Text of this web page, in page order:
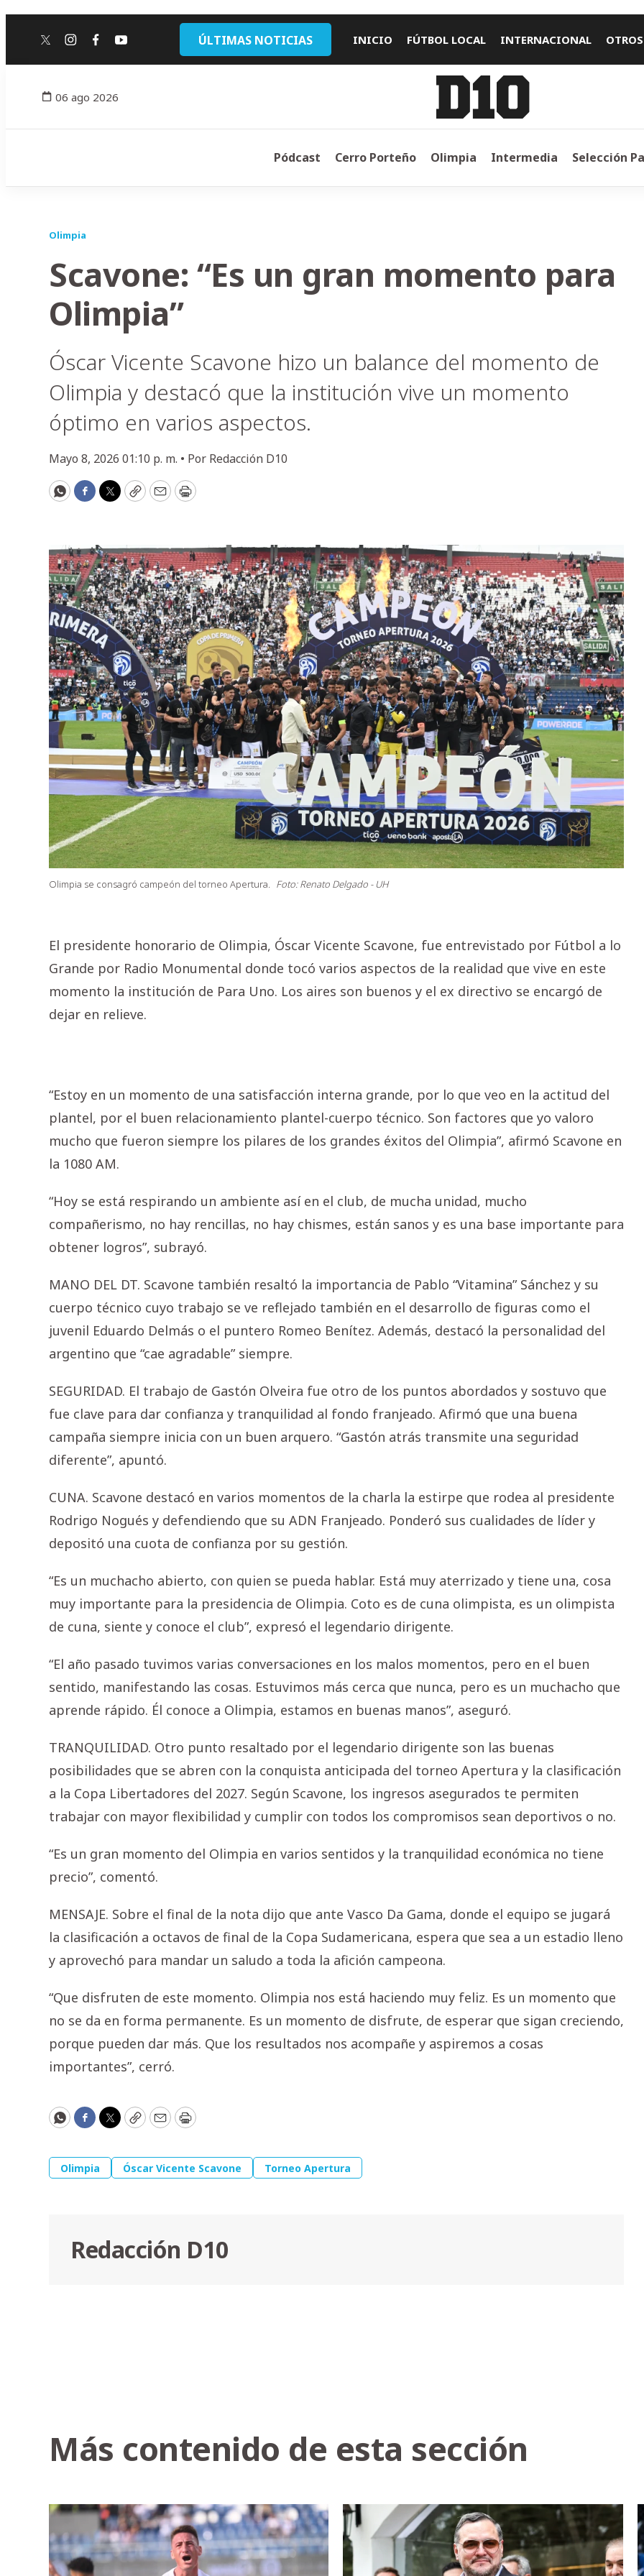
twitterinstagram
facebook
youtube ÚLTIMAS NOTICIAS INICIO FÚTBOL LOCAL INTERNACIONAL
06 ago 2026
Pódcast Cerro Porteño Olimpia Intermedia Selección
Olimpia
Scavone: “Es un gran momento para
Olimpia”
Óscar Vicente Scavone hizo un balance del momento de
Olimpia y destacó que la institución vive un momento
óptimo en varios aspectos.
Mayo 8, 2026 01:10 p. m. • Por Redacción D10
WhatsApp
Facebook
Twitter
CopyEmailPrint
Olimpia se consagró campeón del torneo Apertura. Foto: Renato Delgado - UH
El presidente honorario de Olimpia, Óscar Vicente Scavone, fue entrevistado por Fútbol a lo
Grande por Radio Monumental donde tocó varios aspectos de la realidad que vive en este
momento la institución de Para Uno. Los aires son buenos y el ex directivo se encargó de
dejar en relieve.
“Estoy en un momento de una satisfacción interna grande, por lo que veo en la actitud del
plantel, por el buen relacionamiento plantel-cuerpo técnico. Son factores que yo valoro
mucho que fueron siempre los pilares de los grandes éxitos del Olimpia”, afirmó Scavone en
la 1080 AM.
“Hoy se está respirando un ambiente así en el club, de mucha unidad, mucho
compañerismo, no hay rencillas, no hay chismes, están sanos y es una base importante para
obtener logros”, subrayó.
MANO DEL DT. Scavone también resaltó la importancia de Pablo “Vitamina” Sánchez y su
cuerpo técnico cuyo trabajo se ve reflejado también en el desarrollo de figuras como el
juvenil Eduardo Delmás o el puntero Romeo Benítez. Además, destacó la personalidad del
argentino que “cae agradable” siempre.
SEGURIDAD. El trabajo de Gastón Olveira fue otro de los puntos abordados y sostuvo que
fue clave para dar confianza y tranquilidad al fondo franjeado. Afirmó que una buena
campaña siempre inicia con un buen arquero. “Gastón atrás transmite una seguridad
diferente”, apuntó.
CUNA. Scavone destacó en varios momentos de la charla la estirpe que rodea al presidente
Rodrigo Nogués y defendiendo que su ADN Franjeado. Ponderó sus cualidades de líder y
depositó una cuota de confianza por su gestión.
“Es un muchacho abierto, con quien se pueda hablar. Está muy aterrizado y tiene una, cosa
muy importante para la presidencia de Olimpia. Coto es de cuna olimpista, es un olimpista
de cuna, siente y conoce el club”, expresó el legendario dirigente.
“El año pasado tuvimos varias conversaciones en los malos momentos, pero en el buen
sentido, manifestando las cosas. Estuvimos más cerca que nunca, pero es un muchacho que
aprende rápido. Él conoce a Olimpia, estamos en buenas manos”, aseguró.
TRANQUILIDAD. Otro punto resaltado por el legendario dirigente son las buenas
posibilidades que se abren con la conquista anticipada del torneo Apertura y la clasificación
a la Copa Libertadores del 2027. Según Scavone, los ingresos asegurados te permiten
trabajar con mayor flexibilidad y cumplir con todos los compromisos sean deportivos o no.
“Es un gran momento del Olimpia en varios sentidos y la tranquilidad económica no tiene
precio”, comentó.
MENSAJE. Sobre el final de la nota dijo que ante Vasco Da Gama, donde el equipo se jugará
la clasificación a octavos de final de la Copa Sudamericana, espera que sea a un estadio lleno
y aprovechó para mandar un saludo a toda la afición campeona.
“Que disfruten de este momento. Olimpia nos está haciendo muy feliz. Es un momento que
no se da en forma permanente. Es un momento de disfrute, de esperar que sigan creciendo,
porque pueden dar más. Que los resultados nos acompañe y aspiremos a cosas
importantes”, cerró.
WhatsApp
Facebook
Twitter
CopyEmailPrint
Olimpia Óscar Vicente Scavone Torneo Apertura
Redacción D10
Más contenido de esta sección